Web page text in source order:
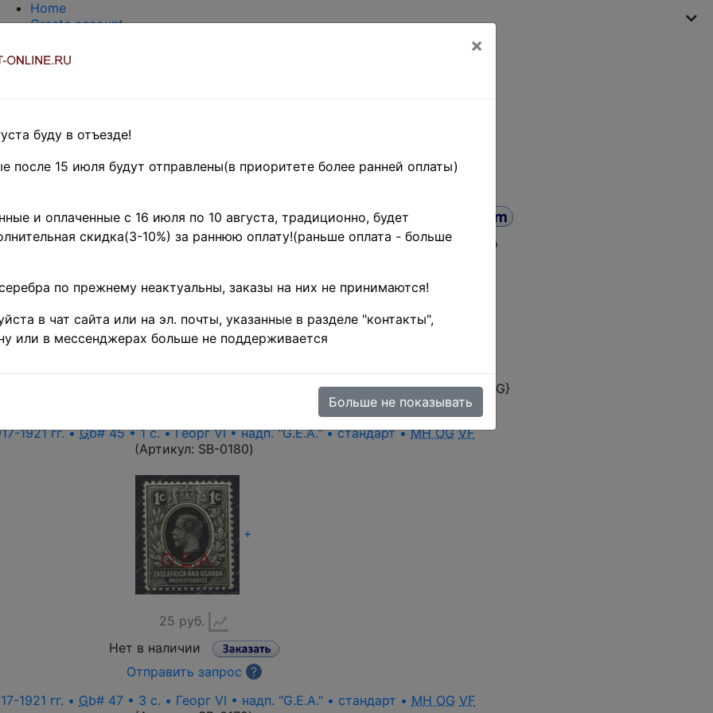
Home
Create account
About Collect-Online
Оценка и покупка
EASY SEARCH
BRITISH COMMONWEALTH
название товараПоиск цена от до
по изображению товара (тестовый режим)
), customer rating ({ASC_RATING}
1921 гг. •Gb# 45 • 1 c. • Георг VI • надп. "G.E.A." • стандарт •MH OG VF
(Артикул: SB-0180)
+
25 руб.
Нет в наличии
Отправить запрос
?
1921 гг. • Gb# 47 • 3 c. • Георг VI • надп. "G.E.A." • стандарт • MH OG VF
×
буду в отъезде!
после 15 июля будут отправлены(в приоритете более ранней оплаты)
и оплаченные с 16 июля по 10 августа, традиционно, будет
скидка(3-10%) за раннюю оплату!(раньше оплата - больше
по прежнему неактуальны, заказы на них не принимаются!
в чат сайта или на эл. почты, указанные в разделе "контакты",
или в мессенджерах больше не поддерживается
Больше не показывать